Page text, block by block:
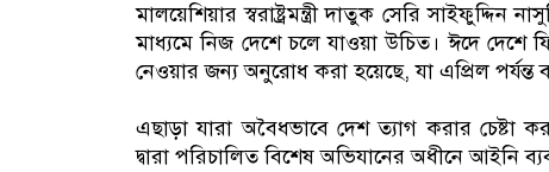
মালয়েশিয়ার স্বরাষ্ট্রমন্ত্রী দাতুক সেরি
মাধ্যমে নিজ দেশে চলে যাওয়া উচিত। ঈদে দেশে
নেওয়ার জন্য অনুরোধ করা হয়েছে, যা এপ্রিল পর্যন্ত
এছাড়া যারা অবৈধভাবে দেশ ত্যাগ করার চেষ্টা
দ্বারা পরিচালিত বিশেষ অভিযানের অধীনে আইনি